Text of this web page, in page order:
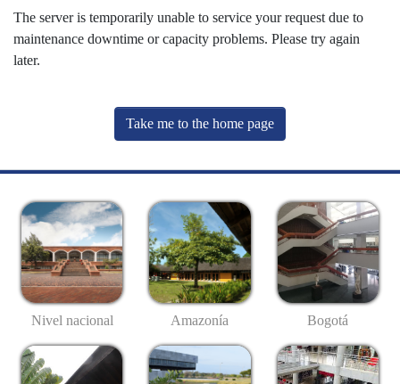
The server is temporarily unable to service your request due to
maintenance downtime or capacity problems. Please try again
later.
Take me to the home page
Nivel nacional Amazonía Bogotá